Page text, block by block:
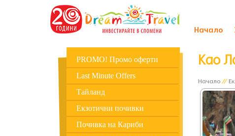
Начало
PROMO! Промо оферти
Last Minute Offers
Тайланд
Екзотични почивки
Почивка на Кариби
Као
Начало//